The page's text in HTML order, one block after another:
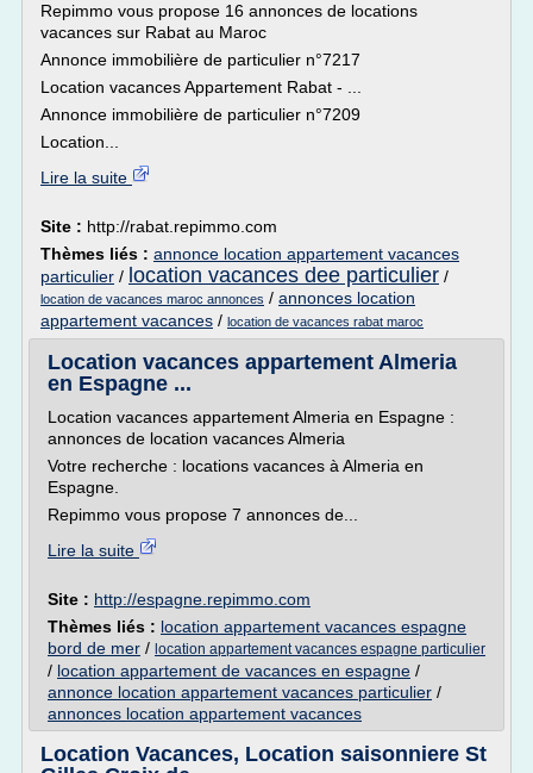
Repimmo vous propose 16 annonces de locations
vacances sur Rabat au Maroc
Annonce immobilière de particulier n°7217
Location vacances Appartement Rabat - ...
Annonce immobilière de particulier n°7209
Location...
Lire la suite
Site : http://rabat.repimmo.com
Thèmes liés : annonce location appartement vacances
particulier / location vacances dee particulier /
location de vacances maroc annonces / annonces location
appartement vacances / location de vacances rabat maroc
Location vacances appartement Almeria
en Espagne ...
Location vacances appartement Almeria en Espagne :
annonces de location vacances Almeria
Votre recherche : locations vacances à Almeria en
Espagne.
Repimmo vous propose 7 annonces de...
Lire la suite
Site : http://espagne.repimmo.com
Thèmes liés : location appartement vacances espagne
bord de mer / location appartement vacances espagne particulier
/ location appartement de vacances en espagne /
annonce location appartement vacances particulier /
annonces location appartement vacances
Location Vacances, Location saisonniere St